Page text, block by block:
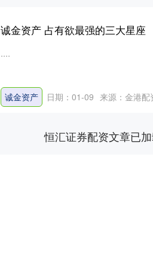
诚金资产 占有欲最强的三大星座
....
诚金资产 日期：01-09 来源：金港配
恒汇证券配资文章已